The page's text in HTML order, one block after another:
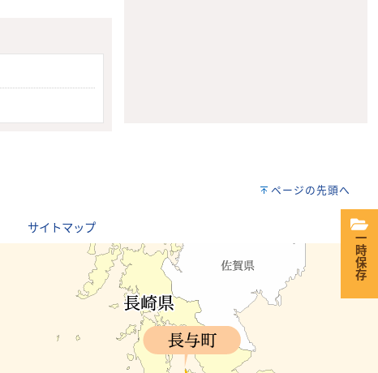
ページの先頭へ
サイトマップ
一時保存